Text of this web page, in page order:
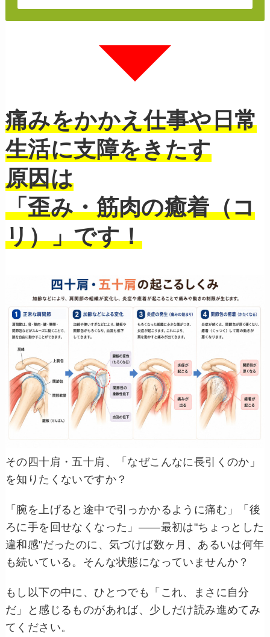
痛みをかかえ仕事や日常
生活に支障をきたす
原因は
「歪み・筋肉の癒着（コ
リ）」です！
その四十肩・五十肩、「なぜこんなに長引くのか」
を知りたくないですか？
「腕を上げると途中で引っかかるように痛む」「後
ろに手を回せなくなった」——最初は"ちょっとした
違和感"だったのに、気づけば数ヶ月、あるいは何年
も続いている。そんな状態になっていませんか？
もし以下の中に、ひとつでも「これ、まさに自分
だ」と感じるものがあれば、少しだけ読み進めてみ
てください。